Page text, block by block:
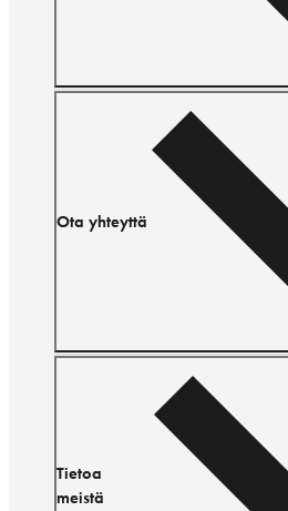
Ota yhteyttä
Tietoa
meistä